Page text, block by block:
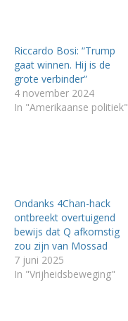
Riccardo Bosi: “Trump
gaat winnen. Hij is de
grote verbinder”
4 november 2024
In "Amerikaanse politiek"
Ondanks 4Chan-hack
ontbreekt overtuigend
bewijs dat Q afkomstig
zou zijn van Mossad
7 juni 2025
In "Vrijheidsbeweging"